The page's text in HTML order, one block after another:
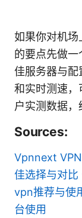
如果你对机场
的要点先做
佳服务器与
和实时测速，
户实测数据，
Sources:
Vpnnext
佳选择与对比
vpn推荐与使
台使用